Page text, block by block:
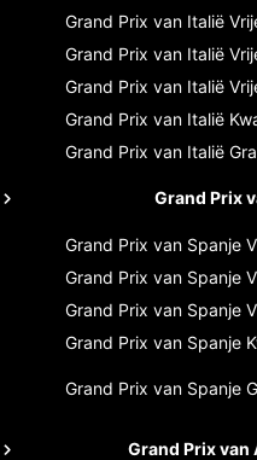
Grand Prix van Italië
Grand Prix van Italië
Grand Prix van Italië
Grand Prix van Italië
Grand Prix van Italië
Grand Prix
Grand Prix van Spanje
Grand Prix van Spanje
Grand Prix van Spanje
Grand Prix van Spanje
Grand Prix van Spanje
Grand Prix van